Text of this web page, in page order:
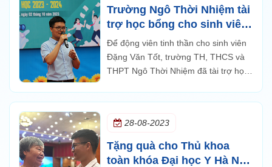
Trường Ngô Thời Nhiệm tài
trợ học bổng cho sinh viên
Đặng Văn Tốt
Để động viên tinh thần cho sinh viên
Đặng Văn Tốt, trường TH, THCS và
THPT Ngô Thời Nhiệm đã tài trợ học
28-08-2023
Tặng quà cho Thủ khoa
toàn khóa Đại học Y Hà Nội